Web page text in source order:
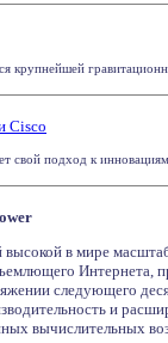
крупнейшей
Cisco
подход к
в мире
Интернета,
следующего
и
вычислительных